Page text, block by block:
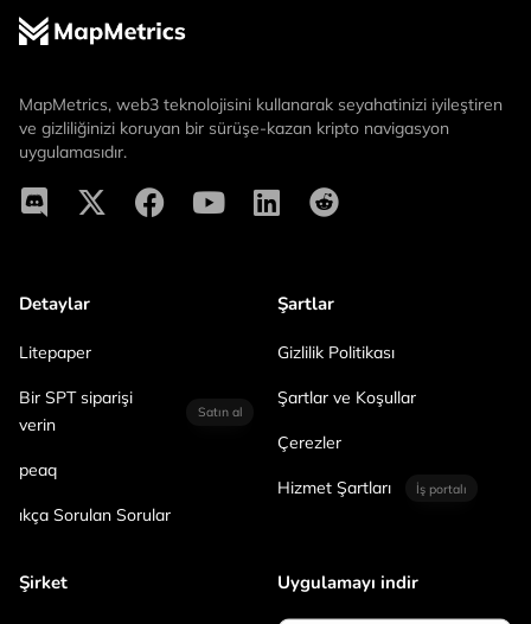
MapMetrics, web3 teknolojisini kullanarak seyahatinizi iyileştiren
ve gizliliğinizi koruyan bir sürüşe-kazan kripto navigasyon
uygulamasıdır.
Detaylar
Litepaper
Bir SPT siparişi
verin
Satın al
peaq
ıkça Sorulan Sorular
Şartlar
Gizlilik Politikası
Şartlar ve Koşullar
Çerezler
Hizmet Şartları İş portalı
Şirket Uygulamayı indir